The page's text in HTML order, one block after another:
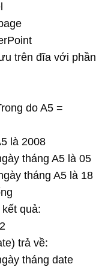
trên đĩa với phần
do A5 =
là 2008
tháng A5 là 05
tháng A5 là 18
kết quả:
trả về:
tháng date